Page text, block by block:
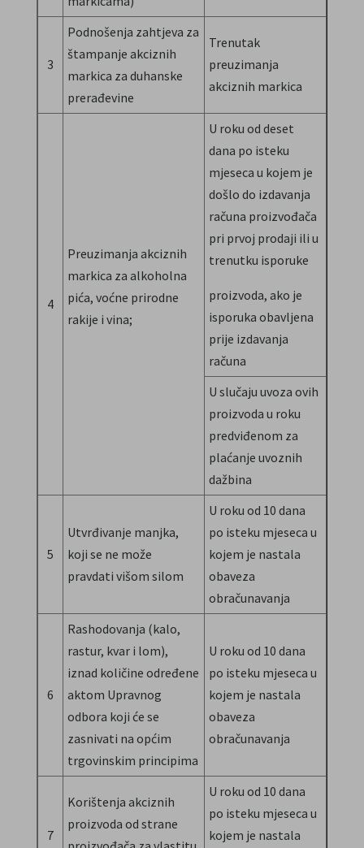
3
Podnošenja zahtjeva za
štampanje akciznih
markica za duhanske
prerađevine
Trenutak
preuzimanja
akciznih markica
4
Preuzimanja akciznih
markica za alkoholna
pića, voćne prirodne
rakije i vina;
U roku od deset
dana po isteku
mjeseca u kojem je
došlo do izdavanja
računa proizvođača
pri prvoj prodaji ili u
trenutku isporuke
proizvoda, ako je
isporuka obavljena
prije izdavanja
računa
U slučaju uvoza ovih
proizvoda u roku
predviđenom za
plaćanje uvoznih
dažbina
5
Utvrđivanje manjka,
koji se ne može
pravdati višom silom
U roku od 10 dana
po isteku mjeseca u
kojem je nastala
obaveza
obračunavanja
6
Rashodovanja (kalo,
rastur, kvar i lom),
iznad količine određene
aktom Upravnog
odbora koji će se
zasnivati na općim
trgovinskim principima
U roku od 10 dana
po isteku mjeseca u
kojem je nastala
obaveza
obračunavanja
7
Korištenja akciznih
proizvoda od strane
U roku od 10 dana
po isteku mjeseca u
kojem je nastala